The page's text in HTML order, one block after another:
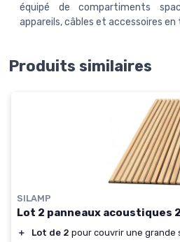
équipé de compartiments
appareils, câbles et accessoires
Produits similaires
SILAMP
Lot 2 panneaux acoustiques
＋ Lot de 2 pour couvrir une grande